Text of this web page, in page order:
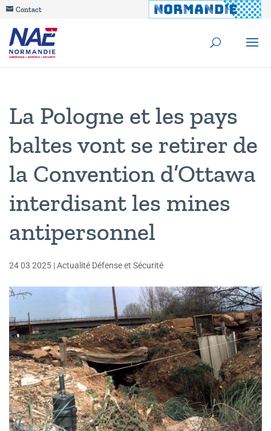
Contact
La Pologne et les pays
baltes vont se retirer de
la Convention d’Ottawa
interdisant les mines
antipersonnel
24 03 2025 |Actualité Défense et Sécurité